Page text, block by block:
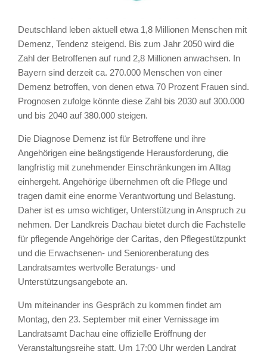
Deutschland leben aktuell etwa 1,8 Millionen Menschen mit
Demenz, Tendenz steigend. Bis zum Jahr 2050 wird die
Zahl der Betroffenen auf rund 2,8 Millionen anwachsen. In
Bayern sind derzeit ca. 270.000 Menschen von einer
Demenz betroffen, von denen etwa 70 Prozent Frauen sind.
Prognosen zufolge könnte diese Zahl bis 2030 auf 300.000
und bis 2040 auf 380.000 steigen.
Die Diagnose Demenz ist für Betroffene und ihre
Angehörigen eine beängstigende Herausforderung, die
langfristig mit zunehmender Einschränkungen im Alltag
einhergeht. Angehörige übernehmen oft die Pflege und
tragen damit eine enorme Verantwortung und Belastung.
Daher ist es umso wichtiger, Unterstützung in Anspruch zu
nehmen. Der Landkreis Dachau bietet durch die Fachstelle
für pflegende Angehörige der Caritas, den Pflegestützpunkt
und die Erwachsenen- und Seniorenberatung des
Landratsamtes wertvolle Beratungs- und
Unterstützungsangebote an.
Um miteinander ins Gespräch zu kommen findet am
Montag, den 23. September mit einer Vernissage im
Landratsamt Dachau eine offizielle Eröffnung der
Veranstaltungsreihe statt. Um 17:00 Uhr werden Landrat